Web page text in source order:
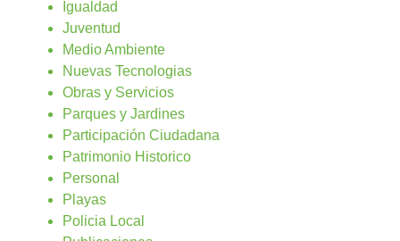
Igualdad
Juventud
Medio Ambiente
Nuevas Tecnologias
Obras y Servicios
Parques y Jardines
Participación Ciudadana
Patrimonio Historico
Personal
Playas
Policia Local